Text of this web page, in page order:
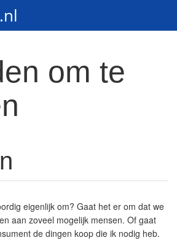
om te
eigenlijk om? Gaat het er om dat we
aan zoveel mogelijk mensen. Of gaat
de dingen koop die ik nodig heb.